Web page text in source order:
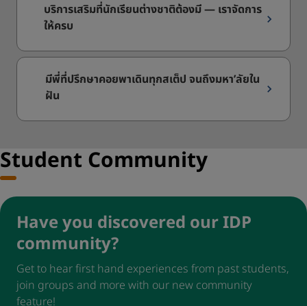
บริการเสริมที่นักเรียนต่างชาติต้องมี — เราจัดการ
ให้ครบ
มีพี่ที่ปรึกษาคอยพาเดินทุกสเต็ป จนถึงมหา’ลัยใน
ฝัน
Student Community
Have you discovered our IDP
community?
Get to hear first hand experiences from past students,
join groups and more with our new community
feature!